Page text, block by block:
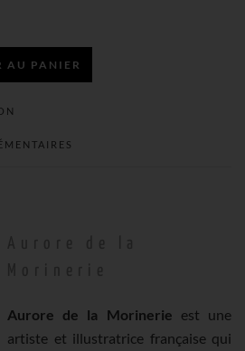
AU PANIER
Aurore de la Morinerie est une
artiste et illustratrice française qui